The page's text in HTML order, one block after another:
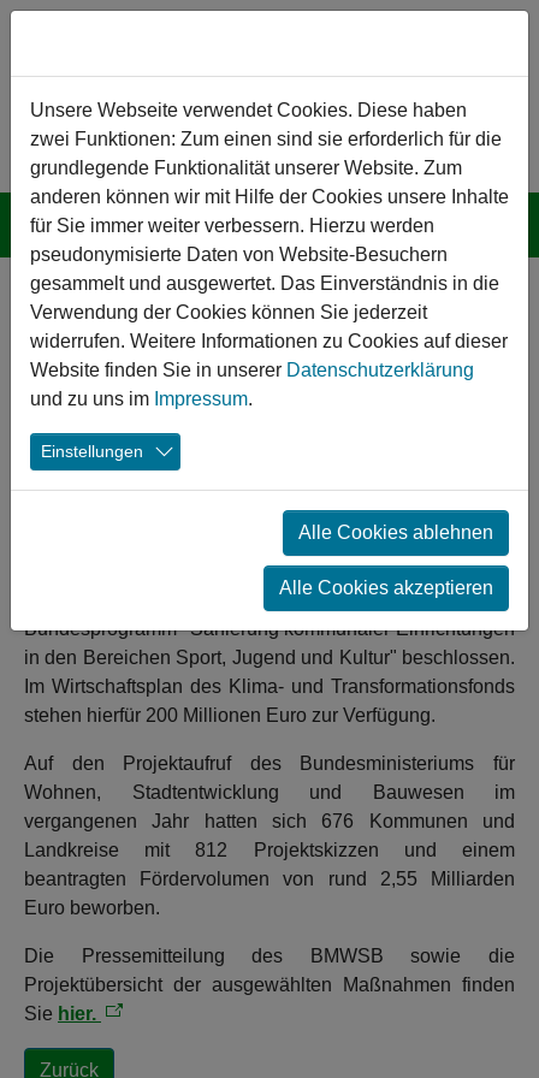
Zum Hauptinhalt springen
Bund saniert 68
kommunale Einrichtungen
in den Bereichen Sport-,
Jugend- und Kultur
Der Haushaltsausschuss des Deutschen Bundestages
hat in seiner Sitzung am 13. März 2024 die Förderung
von 68 kommunalen Projekten mit Mitteln aus dem
Bundesprogramm "Sanierung kommunaler Einrichtungen
in den Bereichen Sport, Jugend und Kultur" beschlossen.
Im Wirtschaftsplan des Klima- und Transformationsfonds
stehen hierfür 200 Millionen Euro zur Verfügung.
Auf den Projektaufruf des Bundesministeriums für
Wohnen, Stadtentwicklung und Bauwesen im
vergangenen Jahr hatten sich 676 Kommunen und
Landkreise mit 812 Projektskizzen und einem
beantragten Fördervolumen von rund 2,55 Milliarden
Euro beworben.
Die Pressemitteilung des BMWSB sowie die
Projektübersicht der ausgewählten Maßnahmen finden
Sie hier.
Zurück
Unsere Webseite verwendet Cookies. Diese haben
zwei Funktionen: Zum einen sind sie erforderlich für die
grundlegende Funktionalität unserer Website. Zum
anderen können wir mit Hilfe der Cookies unsere Inhalte
für Sie immer weiter verbessern. Hierzu werden
pseudonymisierte Daten von Website-Besuchern
gesammelt und ausgewertet. Das Einverständnis in die
Verwendung der Cookies können Sie jederzeit
widerrufen. Weitere Informationen zu Cookies auf dieser
Website finden Sie in unserer Datenschutzerklärung
und zu uns im Impressum.
Einstellungen
Alle Cookies ablehnen
Alle Cookies akzeptieren